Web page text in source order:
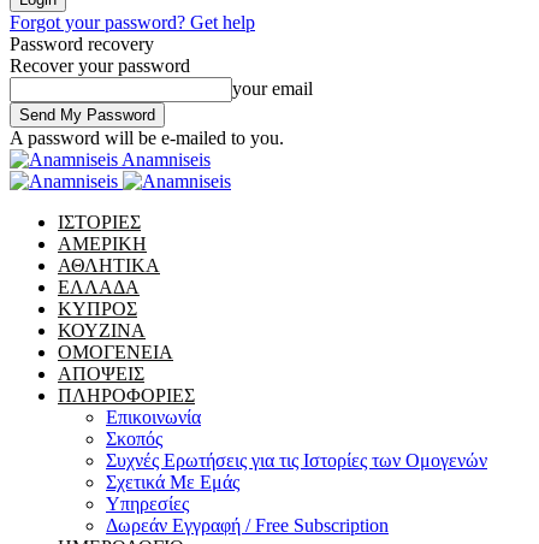
Forgot your password? Get help
Password recovery
Recover your password
your email
A password will be e-mailed to you.
Anamniseis
ΙΣΤΟΡΙΕΣ
ΑΜΕΡΙΚΗ
ΑΘΛΗΤΙΚΑ
ΕΛΛΑΔΑ
ΚΥΠΡΟΣ
ΚΟΥΖΙΝΑ
ΟΜΟΓΕΝΕΙΑ
ΑΠΟΨΕΙΣ
ΠΛΗΡΟΦΟΡΙΕΣ
Επικοινωνία
Σκοπός
Συχνές Ερωτήσεις για τις Ιστορίες των Ομογενών
Σχετικά Με Εμάς
Υπηρεσίες
Δωρεάν Εγγραφή / Free Subscription